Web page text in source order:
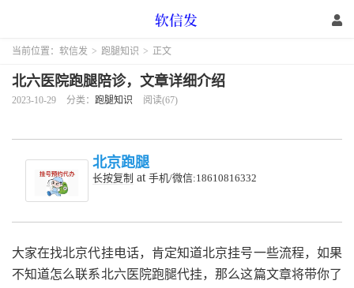
当前位置： 软信发 > 跑腿知识 > 正文
北六医院跑腿陪诊，文章详细介绍
2023-10-29 分类： 跑腿知识 阅读(67)
北京跑腿
长按复制 at 手机/微信:18610816332
大家在找北京代挂电话，肯定知道北京挂号一些流程，如果
不知道怎么联系北六医院跑腿代挂，那么这篇文章将带你了